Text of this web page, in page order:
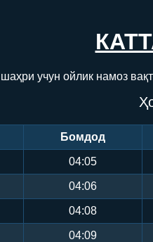
шаҳри учун ойлик намоз
Бомдод
04:05
04:06
04:08
04:09